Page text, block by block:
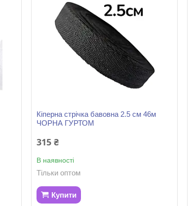
Кіперна стрічка бавовна 2.5 см 46м
ЧОРНА ГУРТОМ
315 ₴
В наявності
Тільки оптом
Купити